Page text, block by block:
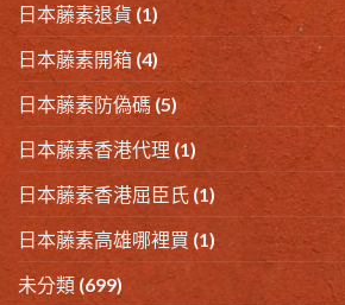
日本藤素退貨 (1)
日本藤素開箱 (4)
日本藤素防偽碼 (5)
日本藤素香港代理 (1)
日本藤素香港屈臣氏 (1)
日本藤素高雄哪裡買 (1)
未分類 (699)